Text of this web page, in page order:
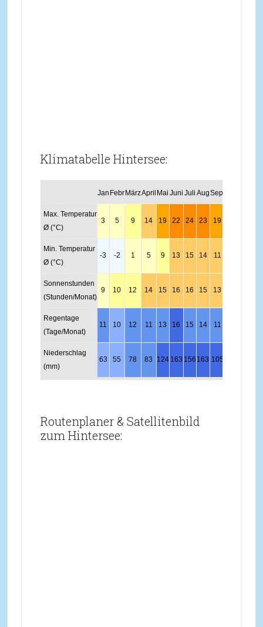
Klimatabelle Hintersee:
Jan Febr MärzApril Mai Juni Juli AugSept
Max. Temperatur
Ø (°C)
3 5 9 14 19 22 24 23 19
Min. Temperatur
Ø (°C)
-3 -2 1 5 9 13 15 14 11
Sonnenstunden
(Stunden/Monat)
9 10 12 14 15 16 16 15 13
Regentage
(Tage/Monat)
11 10 12 11 13 16 15 14 11
Niederschlag
(mm)
63 55 78 83 124 163 156 163 105
Routenplaner & Satellitenbild
zum Hintersee: